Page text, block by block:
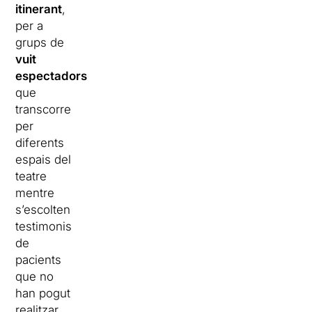
itinerant,
per a
grups de
vuit
espectadors
que
transcorre
per
diferents
espais del
teatre
mentre
s’escolten
testimonis
de
pacients
que no
han pogut